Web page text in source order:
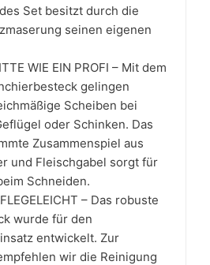
Set besitzt durch die
seinen eigenen
WIE EIN PROFI – Mit dem
gelingen
Scheiben bei
oder Schinken. Das
Zusammenspiel aus
und Fleischgabel sorgt für
Schneiden.
– Das robuste
wurde für den
entwickelt. Zur
wir die Reinigung